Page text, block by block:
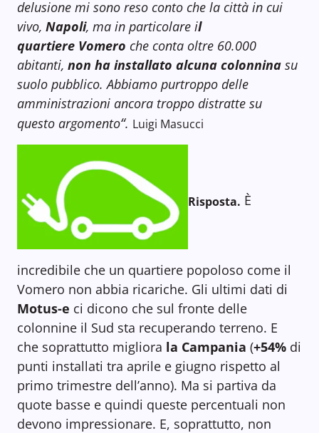
delusione mi sono reso conto che la città in cui
vivo, Napoli, ma in particolare il
quartiere Vomero che conta oltre 60.000
abitanti, non ha installato alcuna colonnina su
suolo pubblico. Abbiamo purtroppo delle
amministrazioni ancora troppo distratte su
questo argomento“. Luigi Masucci
Risposta. È
incredibile che un quartiere popoloso come il
Vomero non abbia ricariche. Gli ultimi dati di
Motus-e ci dicono che sul fronte delle
colonnine il Sud sta recuperando terreno. E
che soprattutto migliora la Campania (+54% di
punti installati tra aprile e giugno rispetto al
primo trimestre dell’anno). Ma si partiva da
quote basse e quindi queste percentuali non
devono impressionare. E, soprattutto, non